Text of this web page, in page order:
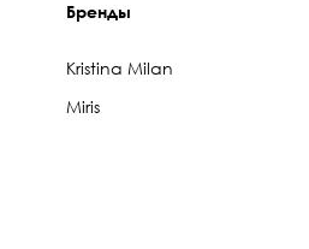
Бренды
Kristina Milan
Miris